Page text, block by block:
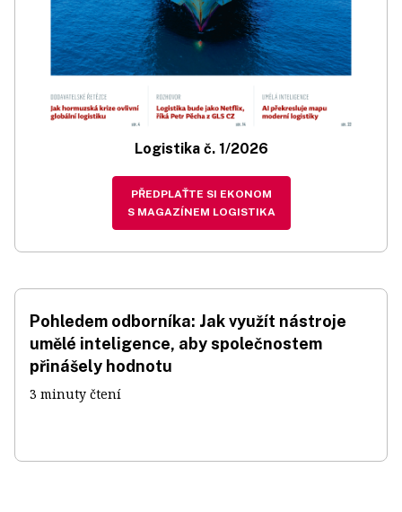
Logistika č. 1/2026
PŘEDPLAŤTE SI EKONOM
S MAGAZÍNEM LOGISTIKA
Pohledem odborníka: Jak využít nástroje
umělé inteligence, aby společnostem
přinášely hodnotu
3 minuty čtení